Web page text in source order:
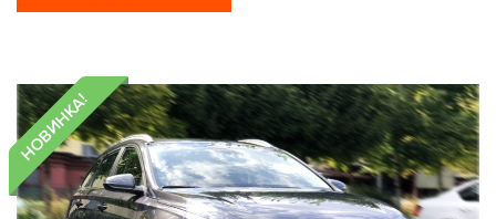
НОВИНКА!